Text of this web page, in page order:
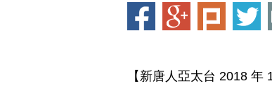
【新唐人亞太台 2018